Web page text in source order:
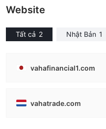
Website
Tất cả 2 Nhật Bản 1
vahafinancial1.com
vahatrade.com